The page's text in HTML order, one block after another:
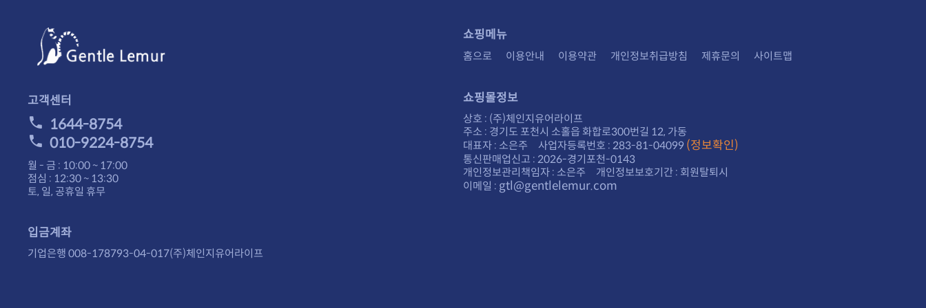
고객센터
1644-8754
010-9224-8754
월 - 금 : 10:00 ~ 17:00
점심 : 12:30 ~ 13:30
토, 일, 공휴일 휴무
입금계좌
기업은행 008-178793-04-017(주)체인지유어라이프
쇼핑메뉴
홈으로 이용안내 이용약관 개인정보취급방침 제휴문의 사이트맵
쇼핑몰정보
상호 : (주)체인지유어라이프
주소 : 경기도 포천시 소홀읍 화합로300번길 12, 가동
대표자 : 소은주 사업자등록번호 : 283-81-04099 (정보확인)
통신판매업신고 : 2026-경기포천-0143
개인정보관리책임자 : 소은주 개인정보보호기간 : 회원탈퇴시
이메일 : gtl@gentlelemur.com